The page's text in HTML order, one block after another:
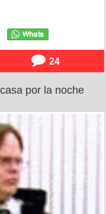
24
por la noche